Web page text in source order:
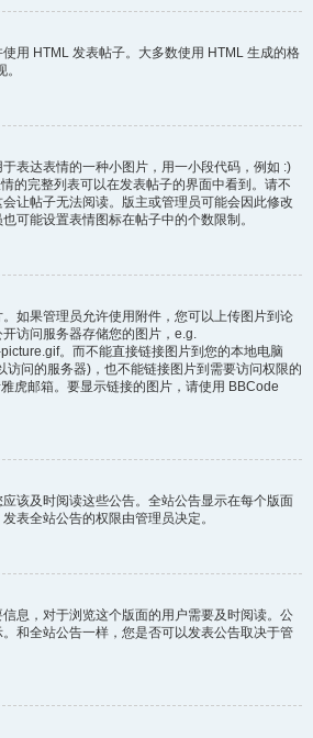
用 HTML 发表帖子。大多数使用 HTML 生成的格
表达表情的一种小图片，用一小段代码，例如 :)
的完整列表可以在发表帖子的界面中看到。请不
让帖子无法阅读。版主或管理员可能会因此修改
可能设置表情图标在帖子中的个数限制。
如果管理员允许使用附件，您可以上传图片到论
访问服务器存储您的图片，e.g.
。而不能直接链接图片到您的本地电脑
访问的服务器)，也不能链接图片到需要访问权限的
虎邮箱。要显示链接的图片，请使用 BBCode
该及时阅读这些公告。全站公告显示在每个版面
表全站公告的权限由管理员决定。
息，对于浏览这个版面的用户需要及时阅读。公
和全站公告一样，您是否可以发表公告取决于管